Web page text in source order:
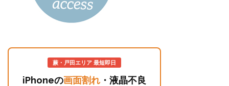
蕨・戸田エリア 最短即日
iPhoneの画面割れ ・液晶不良